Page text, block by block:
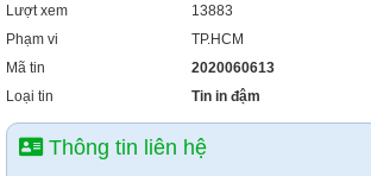
Lượt xem
13883
Phạm vi
TP.HCM
Mã tin
2020060613
Loại tin
Tin in đậm
Thông tin liên hệ